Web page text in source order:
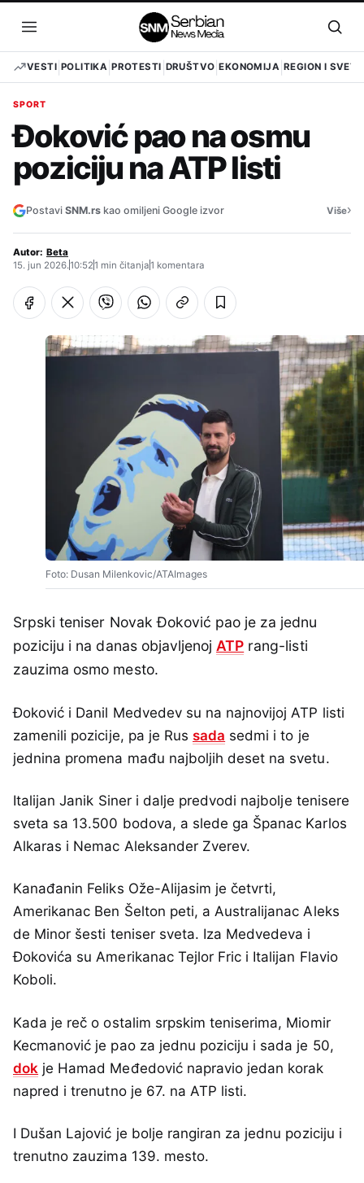
sadržaj
Otvori
meni
VESTI POLITIKA PROTESTI DRUŠTVO EKONOMIJA REGION I SVET
SPORT
Đoković pao na osmu
poziciju na ATP listi
Postavi SNM.rs kao omiljeni Google izvor Više›
Autor: Beta
15. jun 2026.10:521 min čitanja1 komentara
Foto: Dusan Milenkovic/ATAImages
Srpski teniser Novak Đoković pao je za jednu
poziciju i na danas objavljenoj ATP rang-listi
zauzima osmo mesto.
Đoković i Danil Medvedev su na najnovijoj ATP listi
zamenili pozicije, pa je Rus sada sedmi i to je
jednina promena mađu najboljih deset na svetu.
Italijan Janik Siner i dalje predvodi najbolje tenisere
sveta sa 13.500 bodova, a slede ga Španac Karlos
Alkaras i Nemac Aleksander Zverev.
Kanađanin Feliks Ože-Alijasim je četvrti,
Amerikanac Ben Šelton peti, a Australijanac Aleks
de Minor šesti teniser sveta. Iza Medvedeva i
Đokovića su Amerikanac Tejlor Fric i Italijan Flavio
Koboli.
Kada je reč o ostalim srpskim teniserima, Miomir
Kecmanović je pao za jednu poziciju i sada je 50,
dok je Hamad Međedović napravio jedan korak
napred i trenutno je 67. na ATP listi.
I Dušan Lajović je bolje rangiran za jednu poziciju i
trenutno zauzima 139. mesto.